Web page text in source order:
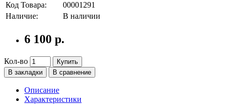
Код Товара:
00001291
Наличие:
В наличии
6 100 р.
Кол-во
Купить
В закладки
В сравнение
Описание
Характеристики